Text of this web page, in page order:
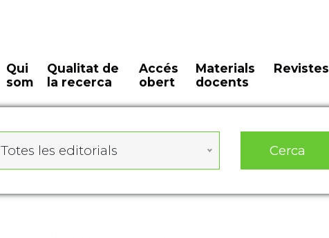
Qui
som
Qualitat de
la recerca
Accés
obert
Materials
docents
Revistes
Totes les editorials Cerca